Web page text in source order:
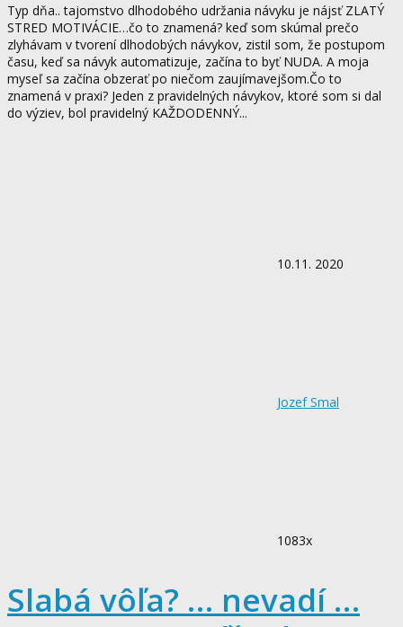
Typ dňa.. tajomstvo dlhodobého udržania návyku je nájsť ZLATÝ
STRED MOTIVÁCIE…čo to znamená? keď som skúmal prečo
zlyhávam v tvorení dlhodobých návykov, zistil som, že postupom
času, keď sa návyk automatizuje, začína to byť NUDA. A moja
myseľ sa začína obzerať po niečom zaujímavejšom.Čo to
znamená v praxi? Jeden z pravidelných návykov, ktoré som si dal
do výziev, bol pravidelný KAŽDODENNÝ...
10.11. 2020
Jozef Smal
1083x
Slabá vôľa? … nevadí …